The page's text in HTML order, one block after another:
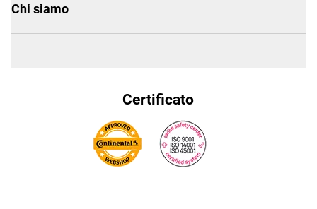
Chi siamo
Certificato